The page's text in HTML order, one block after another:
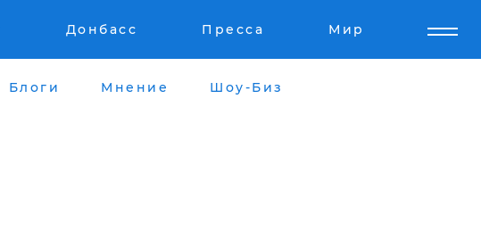
Донбасс Пресса Мир
Блоги Мнение Шоу-Биз